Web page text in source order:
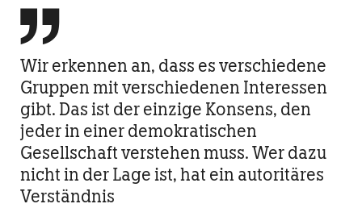

Wir erkennen an, dass es verschiedene
Gruppen mit verschiedenen Interessen
gibt. Das ist der einzige Konsens, den
jeder in einer demokratischen
Gesellschaft verstehen muss. Wer dazu
nicht in der Lage ist, hat ein autoritäres
Verständnis